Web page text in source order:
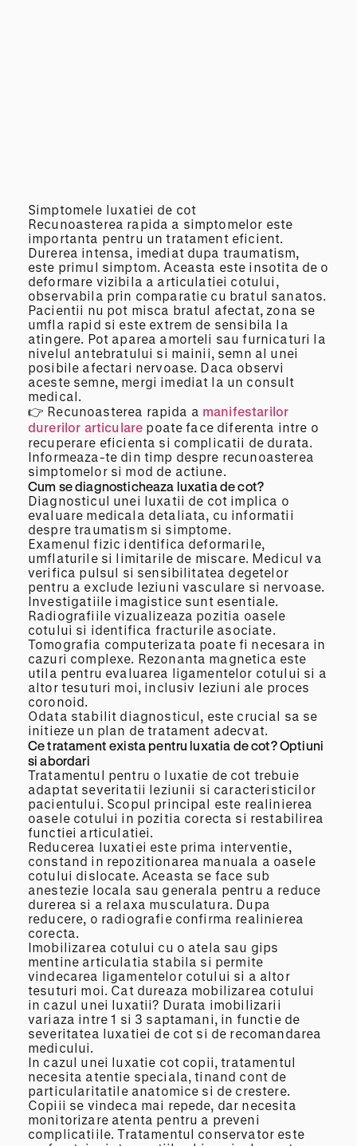
Simptomele luxatiei de cot
Recunoasterea rapida a simptomelor este
importanta pentru un tratament eficient.
Durerea intensa, imediat dupa traumatism,
este primul simptom. Aceasta este insotita de o
deformare vizibila a articulatiei cotului,
observabila prin comparatie cu bratul sanatos.
Pacientii nu pot misca bratul afectat, zona se
umfla rapid si este extrem de sensibila la
atingere. Pot aparea amorteli sau furnicaturi la
nivelul antebratului si mainii, semn al unei
posibile afectari nervoase. Daca observi
aceste semne, mergi imediat la un consult
medical.
👉 Recunoasterea rapida a manifestarilor
durerilor articulare poate face diferenta intre o
recuperare eficienta si complicatii de durata.
Informeaza-te din timp despre recunoasterea
simptomelor si mod de actiune.
Cum se diagnosticheaza luxatia de cot?
Diagnosticul unei luxatii de cot implica o
evaluare medicala detaliata, cu informatii
despre traumatism si simptome.
Examenul fizic identifica deformarile,
umflaturile si limitarile de miscare. Medicul va
verifica pulsul si sensibilitatea degetelor
pentru a exclude leziuni vasculare si nervoase.
Investigatiile imagistice sunt esentiale.
Radiografiile vizualizeaza pozitia oasele
cotului si identifica fracturile asociate.
Tomografia computerizata poate fi necesara in
cazuri complexe. Rezonanta magnetica este
utila pentru evaluarea ligamentelor cotului si a
altor tesuturi moi, inclusiv leziuni ale proces
coronoid.
Odata stabilit diagnosticul, este crucial sa se
initieze un plan de tratament adecvat.
Ce tratament exista pentru luxatia de cot? Optiuni
si abordari
Tratamentul pentru o luxatie de cot trebuie
adaptat severitatii leziunii si caracteristicilor
pacientului. Scopul principal este realinierea
oasele cotului in pozitia corecta si restabilirea
functiei articulatiei.
Reducerea luxatiei este prima interventie,
constand in repozitionarea manuala a oasele
cotului dislocate. Aceasta se face sub
anestezie locala sau generala pentru a reduce
durerea si a relaxa musculatura. Dupa
reducere, o radiografie confirma realinierea
corecta.
Imobilizarea cotului cu o atela sau gips
mentine articulatia stabila si permite
vindecarea ligamentelor cotului si a altor
tesuturi moi. Cat dureaza mobilizarea cotului
in cazul unei luxatii? Durata imobilizarii
variaza intre 1 si 3 saptamani, in functie de
severitatea luxatiei de cot si de recomandarea
medicului.
In cazul unei luxatie cot copii, tratamentul
necesita atentie speciala, tinand cont de
particularitatile anatomice si de crestere.
Copiii se vindeca mai repede, dar necesita
monitorizare atenta pentru a preveni
complicatiile. Tratamentul conservator este